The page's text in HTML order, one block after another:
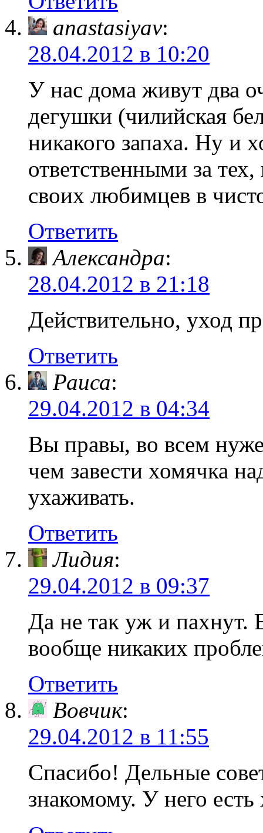
anastasiyav:
28.04.2012 в 10:20
У нас дома живут два
дегушки (чилийская
никакого запаха. Ну и
ответственными за
своих любимцев в
Ответить
Александра:
28.04.2012 в 21:18
Действительно, уход
Ответить
Раиса:
29.04.2012 в 04:34
Вы правы, во всем
чем завести хомячка
ухаживать.
Ответить
Лидия:
29.04.2012 в 09:37
Да не так уж и пахнут.
вообще никаких
Ответить
Вовчик:
29.04.2012 в 11:55
Спасибо! Дельные
знакомому. У него